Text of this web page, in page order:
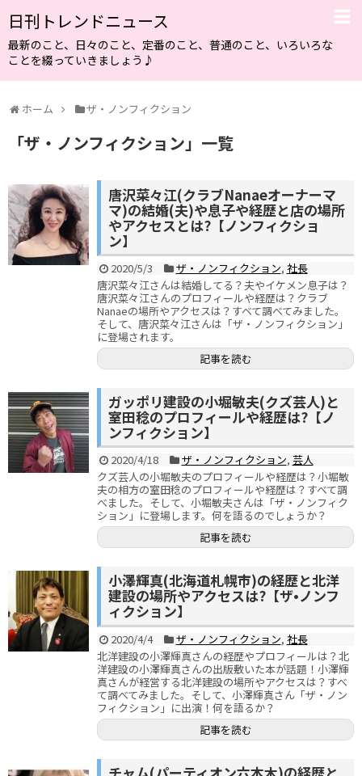
日刊トレンドニュース
最新のこと、日々のこと、定番のこと、普通のこと、いろいろな
ことを綴っていきましょう♪
ホーム ザ・ノンフィクション
「ザ・ノンフィクション」 一覧
唐沢菜々江(クラブNanaeオーナーマ
マ)の結婚(夫)や息子や経歴と店の場所
やアクセスとは?【ノンフィクショ
ン】
2020/5/3 ザ・ノンフィクション, 社長
唐沢菜々江さんは結婚してる？夫やイケメン息子は？
唐沢菜々江さんのプロフィールや経歴は？クラブ
Nanaeの場所やアクセスは？すべて調べてみました。
そして、唐沢菜々江さんは「ザ・ノンフィクション」
に登場されます。
記事を読む
ガッポリ建設の小堀敏夫(クズ芸人)と
室田稔のプロフィールや経歴は?【ノ
ンフィクション】
2020/4/18 ザ・ノンフィクション, 芸人
クズ芸人の小堀敏夫のプロフィールや経歴は？小堀敏
夫の相方の室田稔のプロフィールや経歴は？すべて調
べました。そして、小堀敏夫さんは「ザ・ノンフィク
ション」に登場します。何を語るのでしょうか？
記事を読む
小澤輝真(北海道札幌市)の経歴と北洋
建設の場所やアクセスは?【ザ•ノンフ
ィクション】
2020/4/4 ザ・ノンフィクション, 社長
北洋建設の小澤輝真さんの経歴やプロフィールは？北
洋建設の小澤輝真さんの出版敷いた本が話題！小澤輝
真さんが経営する北洋建設の場所やアクセスは？すべ
て調べてみました。そして、小澤輝真さん「ザ・ノン
フィクション」に出演！何を語るか？
記事を読む